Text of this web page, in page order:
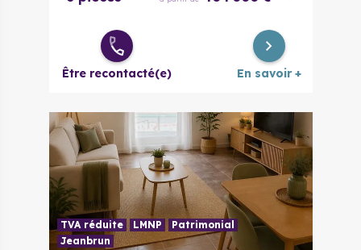
Être recontacté(e) En savoir +
TVA réduite LMNP
Patrimonial
Jeanbrun